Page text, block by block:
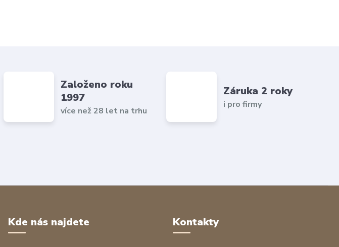
Založeno roku
1997
více než 28 let na trhu
Záruka 2 roky
i pro firmy
Kde nás najdete Kontakty